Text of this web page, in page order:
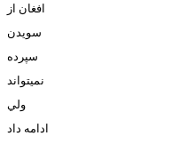
افغان از
سويدن
سپرده
نميتواند
ولي
ادامه داد